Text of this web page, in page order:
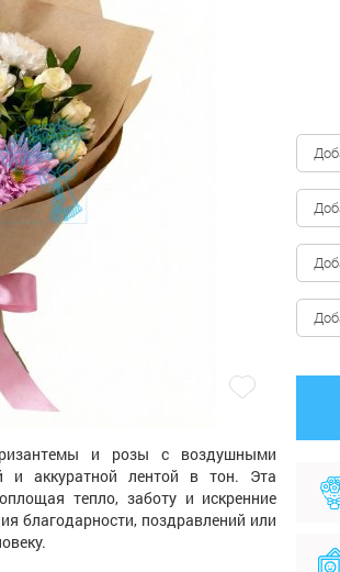
и розы с воздушными
и аккуратной лентой в тон. Эта
тепло, заботу и искренние
благодарности, поздравлений или